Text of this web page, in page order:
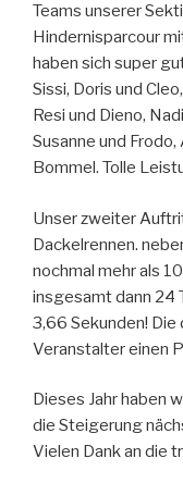
Teams unserer
Hindernisparcour
haben sich super
Sissi, Doris und
Resi und Dieno,
Susanne und
Bommel. Tolle
Unser zweiter
Dackelrennen.
nochmal mehr als
insgesamt dann 24
3,66 Sekunden!
Veranstalter einen
Dieses Jahr haben
die Steigerung
Vielen Dank an die